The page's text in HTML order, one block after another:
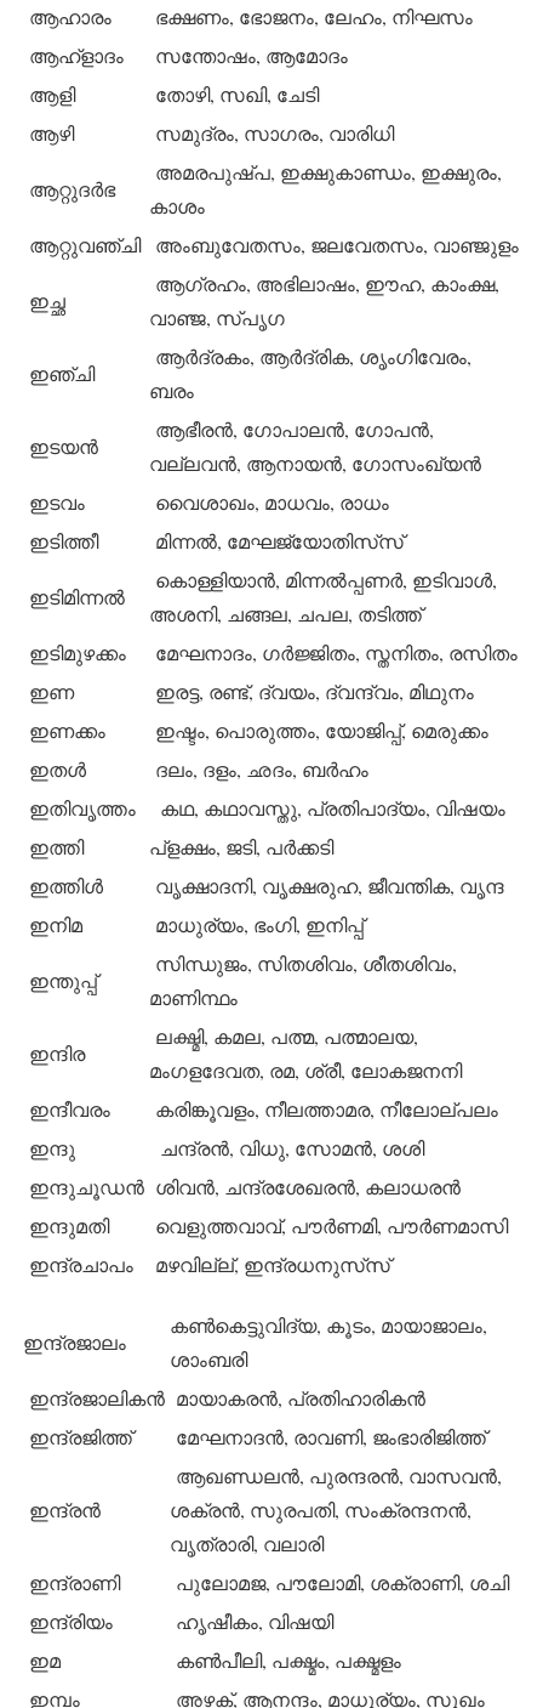
ആഹാരം
ഭക്ഷണം, ഭോജനം, ലേഹം, നിഘസം
ആഹ്‌ളാദം
സന്തോഷം, ആമോദം
ആളി
തോഴി, സഖി, ചേടി
ആഴി
സമുദ്രം, സാഗരം, വാരിധി
ആറ്റുദര്‍ഭ
അമരപുഷ്പ, ഇക്ഷുകാണ്ഡം, ഇക്ഷുരം,
കാശം
ആറ്റുവഞ്ചി
അംബുവേതസം, ജലവേതസം, വാഞ്ജുളം
ഇച്ഛ
ആഗ്രഹം, അഭിലാഷം, ഈഹ, കാംക്ഷ,
വാഞ്ജ, സ്പൃഗ
ഇഞ്ചി
ആര്‍ദ്രകം, ആര്‍ദ്രിക, ശൃംഗിവേരം,
ബരം
ഇടയന്‍
ആഭീരന്‍, ഗോപാലന്‍, ഗോപന്‍,
വല്ലവന്‍, ആനായന്‍, ഗോസംഖ്യന്‍
ഇടവം
വൈശാഖം, മാധവം, രാധം
ഇടിത്തീ
മിന്നല്‍, മേഘജ്യോതിസ്‌സ്
ഇടിമിന്നല്‍
കൊള്ളിയാന്‍, മിന്നല്‍പ്പണര്‍, ഇടിവാള്‍,
അശനി, ചങ്ങല, ചപല, തടിത്ത്
ഇടിമുഴക്കം
മേഘനാദം, ഗര്‍ജ്ജിതം, സ്തനിതം, രസിതം
ഇണ
ഇരട്ട, രണ്ട്, ദ്വയം, ദ്വന്ദ്വം, മിഥുനം
ഇണക്കം
ഇഷ്ടം, പൊരുത്തം, യോജിപ്പ്, മെരുക്കം
ഇതള്‍
ദലം, ദളം, ഛദം, ബര്‍ഹം
ഇതിവൃത്തം
കഥ, കഥാവസ്തു, പ്രതിപാദ്യം, വിഷയം
ഇത്തി
പ്‌ളക്ഷം, ജടി, പര്‍ക്കടി
ഇത്തിള്‍
വൃക്ഷാദനി, വൃക്ഷരുഹ, ജീവന്തിക, വൃന്ദ
ഇനിമ
മാധുര്യം, ഭംഗി, ഇനിപ്പ്
ഇന്തുപ്പ്
സിന്ധുജം, സിതശിവം, ശീതശിവം,
മാണിന്ഥം
ഇന്ദിര
ലക്ഷ്മി, കമല, പത്മ, പത്മാലയ,
മംഗളദേവത, രമ, ശ്രീ, ലോകജനനി
ഇന്ദീവരം
കരിങ്കൂവളം, നീലത്താമര, നീലോല്പലം
ഇന്ദു
ചന്ദ്രന്‍, വിധു, സോമന്‍, ശശി
ഇന്ദുചൂഡന്‍ ശിവന്‍, ചന്ദ്രശേഖരന്‍, കലാധരന്‍
ഇന്ദുമതി
വെളുത്തവാവ്, പൗര്‍ണമി, പൗര്‍ണമാസി
ഇന്ദ്രചാപം
മഴവില്ല്, ഇന്ദ്രധനുസ്‌സ്
ഇന്ദ്രജാലം
കണ്‍കെട്ടുവിദ്യ, കൂടം, മായാജാലം,
ശാംബരി
ഇന്ദ്രജാലികന്‍ മായാകരന്‍, പ്രതിഹാരികന്‍
ഇന്ദ്രജിത്ത്
മേഘനാദന്‍, രാവണി, ജംഭാരിജിത്ത്
ഇന്ദ്രന്‍
ആഖണ്ഡലന്‍, പുരന്ദരന്‍, വാസവന്‍,
ശക്രന്‍, സുരപതി, സംക്രന്ദനന്‍,
വൃത്രാരി, വലാരി
ഇന്ദ്രാണി
പുലോമജ, പൗലോമി, ശക്രാണി, ശചി
ഇന്ദ്രിയം
ഹൃഷീകം, വിഷയി
ഇമ
കണ്‍പീലി, പക്ഷ്മം, പക്ഷ്മളം
ഇമ്പം
അഴക്, ആനന്ദം, മാധുര്യം, സുഖം